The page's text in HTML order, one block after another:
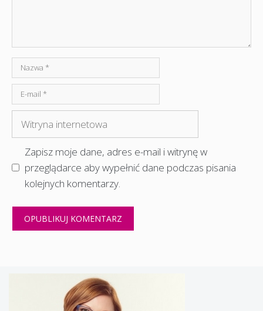
Nazwa
mail
internetowa
Zapisz moje dane, adres e-mail i witrynę w
przeglądarce aby wypełnić dane podczas pisania
kolejnych komentarzy.